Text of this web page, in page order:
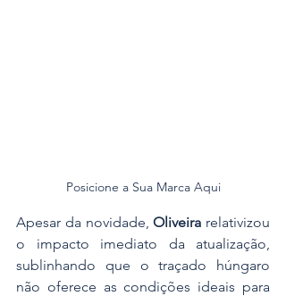
Posicione a Sua Marca Aqui
Apesar da novidade, Oliveira relativizou
o impacto imediato da atualização,
sublinhando que o traçado húngaro
não oferece as condições ideais para